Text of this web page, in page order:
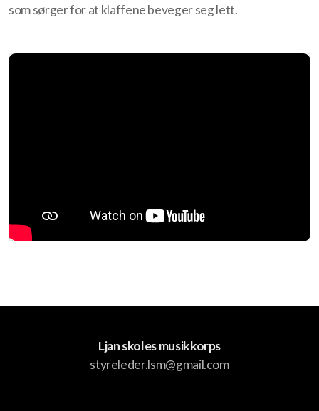
som sørger for at klaffene beveger seg lett.
Ljan skoles musikkorps
styreleder.lsm@gmail.com